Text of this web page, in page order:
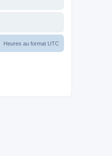
Heures au format UTC